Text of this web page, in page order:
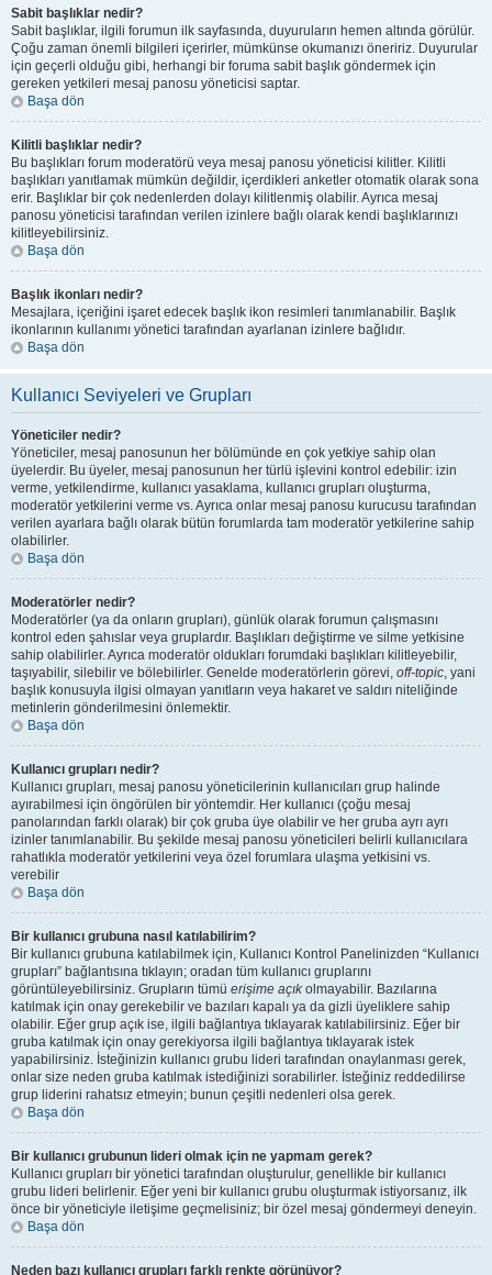
Sabit başlıklar nedir?
Sabit başlıklar, ilgili forumun ilk sayfasında, duyuruların hemen altında görülür.
Çoğu zaman önemli bilgileri içerirler, mümkünse okumanızı öneririz. Duyurular
için geçerli olduğu gibi, herhangi bir foruma sabit başlık göndermek için
gereken yetkileri mesaj panosu yöneticisi saptar.
Başa dön
Kilitli başlıklar nedir?
Bu başlıkları forum moderatörü veya mesaj panosu yöneticisi kilitler. Kilitli
başlıkları yanıtlamak mümkün değildir, içerdikleri anketler otomatik olarak sona
erir. Başlıklar bir çok nedenlerden dolayı kilitlenmiş olabilir. Ayrıca mesaj
panosu yöneticisi tarafından verilen izinlere bağlı olarak kendi başlıklarınızı
kilitleyebilirsiniz.
Başa dön
Başlık ikonları nedir?
Mesajlara, içeriğini işaret edecek başlık ikon resimleri tanımlanabilir. Başlık
ikonlarının kullanımı yönetici tarafından ayarlanan izinlere bağlıdır.
Başa dön
Kullanıcı Seviyeleri ve Grupları
Yöneticiler nedir?
Yöneticiler, mesaj panosunun her bölümünde en çok yetkiye sahip olan
üyelerdir. Bu üyeler, mesaj panosunun her türlü işlevini kontrol edebilir: izin
verme, yetkilendirme, kullanıcı yasaklama, kullanıcı grupları oluşturma,
moderatör yetkilerini verme vs. Ayrıca onlar mesaj panosu kurucusu tarafından
verilen ayarlara bağlı olarak bütün forumlarda tam moderatör yetkilerine sahip
olabilirler.
Başa dön
Moderatörler nedir?
Moderatörler (ya da onların grupları), günlük olarak forumun çalışmasını
kontrol eden şahıslar veya gruplardır. Başlıkları değiştirme ve silme yetkisine
sahip olabilirler. Ayrıca moderatör oldukları forumdaki başlıkları kilitleyebilir,
taşıyabilir, silebilir ve bölebilirler. Genelde moderatörlerin görevi, off-topic, yani
başlık konusuyla ilgisi olmayan yanıtların veya hakaret ve saldırı niteliğinde
metinlerin gönderilmesini önlemektir.
Başa dön
Kullanıcı grupları nedir?
Kullanıcı grupları, mesaj panosu yöneticilerinin kullanıcıları grup halinde
ayırabilmesi için öngörülen bir yöntemdir. Her kullanıcı (çoğu mesaj
panolarından farklı olarak) bir çok gruba üye olabilir ve her gruba ayrı ayrı
izinler tanımlanabilir. Bu şekilde mesaj panosu yöneticileri belirli kullanıcılara
rahatlıkla moderatör yetkilerini veya özel forumlara ulaşma yetkisini vs.
verebilir
Başa dön
Bir kullanıcı grubuna nasıl katılabilirim?
Bir kullanıcı grubuna katılabilmek için, Kullanıcı Kontrol Panelinizden “Kullanıcı
grupları” bağlantısına tıklayın; oradan tüm kullanıcı gruplarını
görüntüleyebilirsiniz. Grupların tümü erişime açıkolmayabilir. Bazılarına
katılmak için onay gerekebilir ve bazıları kapalı ya da gizli üyeliklere sahip
olabilir. Eğer grup açık ise, ilgili bağlantıya tıklayarak katılabilirsiniz. Eğer bir
gruba katılmak için onay gerekiyorsa ilgili bağlantıya tıklayarak istek
yapabilirsiniz. İsteğinizin kullanıcı grubu lideri tarafından onaylanması gerek,
onlar size neden gruba katılmak istediğinizi sorabilirler. İsteğiniz reddedilirse
grup liderini rahatsız etmeyin; bunun çeşitli nedenleri olsa gerek.
Başa dön
Bir kullanıcı grubunun lideri olmak için ne yapmam gerek?
Kullanıcı grupları bir yönetici tarafından oluşturulur, genellikle bir kullanıcı
grubu lideri belirlenir. Eğer yeni bir kullanıcı grubu oluşturmak istiyorsanız, ilk
önce bir yöneticiyle iletişime geçmelisiniz; bir özel mesaj göndermeyi deneyin.
Başa dön
Neden bazı kullanıcı grupları farklı renkte görünüyor?